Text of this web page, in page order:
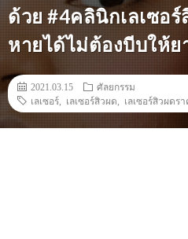
ด้วย #4คลินิกเลเซอร์
หายได้ไม่ต้องบีบให้ย
2021.03.15
ศัลยกรรม
เลเซอร์
เลเซอร์สิวผด เลเซอร์สิวผดรา